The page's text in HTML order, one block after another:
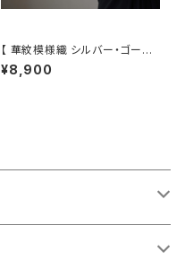
【 華紋模様織 シルバー・ゴール
ド 帯リメイク トート型バッグ】
日常使い、結婚式、パーティー、
¥8,900